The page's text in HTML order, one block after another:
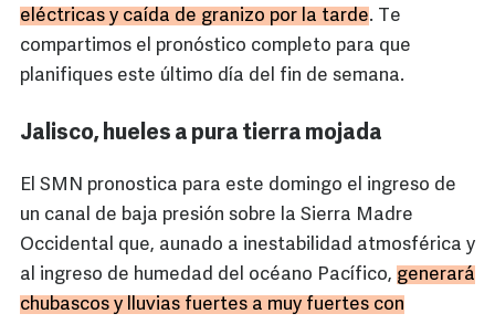
eléctricas y caída de granizo por la tarde. Te
compartimos el pronóstico completo para que
planifiques este último día del fin de semana.
Jalisco, hueles a pura tierra mojada
El SMN pronostica para este domingo el ingreso de
un canal de baja presión sobre la Sierra Madre
Occidental que, aunado a inestabilidad atmosférica y
al ingreso de humedad del océano Pacífico, generará
chubascos y lluvias fuertes a muy fuertes con